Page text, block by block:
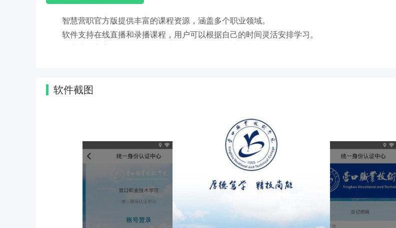
智慧营职官方版提供丰富的课程资源，涵盖多个职业领域。
软件支持在线直播和录播课程，用户可以根据自己的时间灵活安排学习。
软件截图